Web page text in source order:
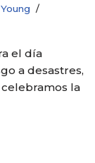
Young
el día
a desastres,
la